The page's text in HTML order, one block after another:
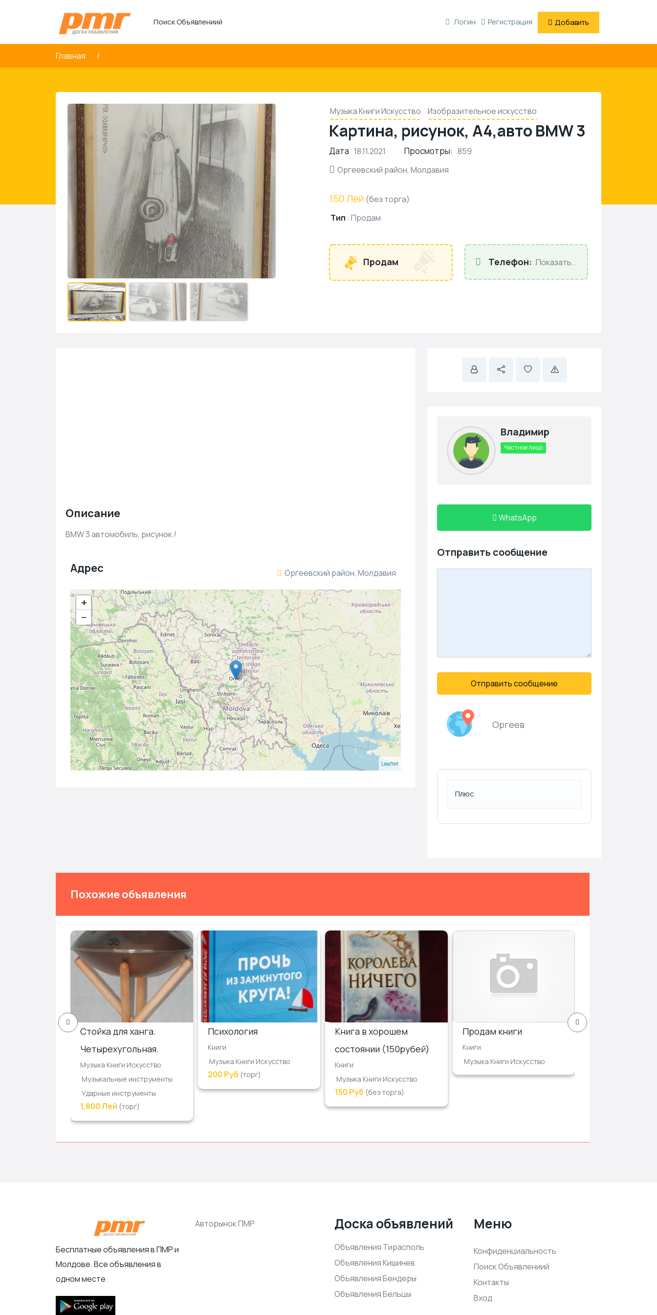
Поиск Объявлениий Логин Регистрация Добавить
Главная
Музыка Книги Искусство Изобразительное искусство
Картина, рисунок, А4,авто BMW 3
Дата 18.11.2021 Просмотры: 859
Оргеевский район, Молдавия
150 Лей (без торга)
Тип : Продам
Продам Телефон: Показать..
Описание
BMW 3 автомобиль, рисунок.!
Адрес Оргеевский район, Молдавия
+
−
Leaflet
Владимир
Частное лицо
WhatsApp
Отправить сообщение
Отправить сообщение
Оргеев
Плюс
Похожие объявления
Стойка для ханга.
Четырехугольная.
Музыка Книги Искусство
Музыкальные инструменты
Ударные инструменты
1,800 Лей (торг)
Психология
Книги
Музыка Книги Искусство
200 Руб (торг)
Книга в хорошем
состоянии (150рубей)
Книги
Музыка Книги Искусство
150 Руб (без торга)
Продам книги
Книги
Музыка Книги Искусство
Бесплатные объявления в ПМР и
Молдове. Все объявления в
одном месте.
Авторынок ПМР Доска объявлений
Объявления Тирасполь
Объявления Кишинев
Объявления Бендеры
Объявления Бельцы
Меню
Конфиденциальность
Поиск Объявлениий
Контакты
Вход